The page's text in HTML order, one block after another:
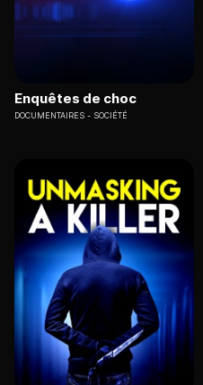
Enquêtes de choc
DOCUMENTAIRES SOCIÉTÉ